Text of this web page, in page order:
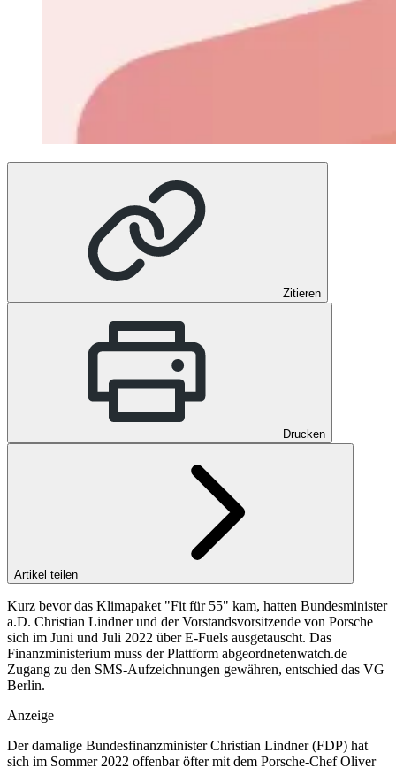
Zitieren
Drucken
Artikel teilen
Kurz bevor das Klimapaket "Fit für 55" kam, hatten Bundesminister
a.D. Christian Lindner und der Vorstandsvorsitzende von Porsche
sich im Juni und Juli 2022 über E-Fuels ausgetauscht. Das
Finanzministerium muss der Plattform abgeordnetenwatch.de
Zugang zu den SMS-Aufzeichnungen gewähren, entschied das VG
Berlin.
Anzeige
Der damalige Bundesfinanzminister Christian Lindner (FDP) hat
sich im Sommer 2022 offenbar öfter mit dem Porsche-Chef Oliver